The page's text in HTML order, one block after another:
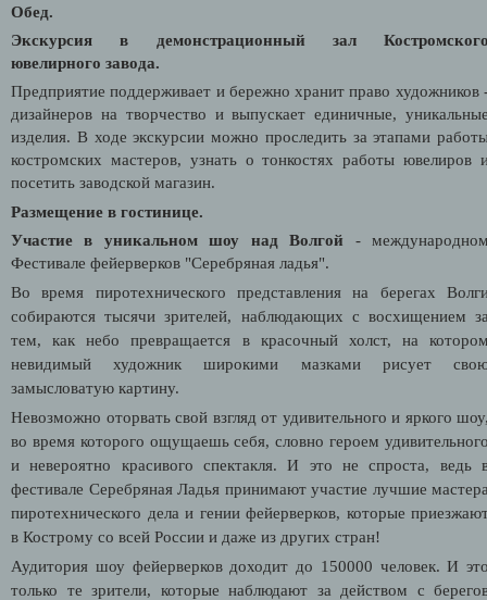
Обед.
Экскурсия в демонстрационный зал
ювелирного завода.
Предприятие поддерживает и бережно хранит право художников
дизайнеров на творчество и выпускает единичные,
изделия. В ходе экскурсии можно проследить за этапами
костромских мастеров, узнать о тонкостях работы ювелиров
посетить заводской магазин.
Размещение в гостинице.
Участие в уникальном шоу над Волгой -
Фестивале фейерверков "Серебряная ладья".
Во время пиротехнического представления на берегах
собираются тысячи зрителей, наблюдающих с восхищением
тем, как небо превращается в красочный холст, на
невидимый художник широкими мазками рисует
замысловатую картину.
Невозможно оторвать свой взгляд от удивительного и яркого
во время которого ощущаешь себя, словно героем
и невероятно красивого спектакля. И это не спроста, ведь
фестивале Серебряная Ладья принимают участие лучшие
пиротехнического дела и гении фейерверков, которые
в Кострому со всей России и даже из других стран!
Аудитория шоу фейерверков доходит до 150000 человек. И
только те зрители, которые наблюдают за действом с